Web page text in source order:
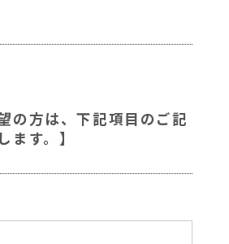
の方は、下記項目のご記
ます。】